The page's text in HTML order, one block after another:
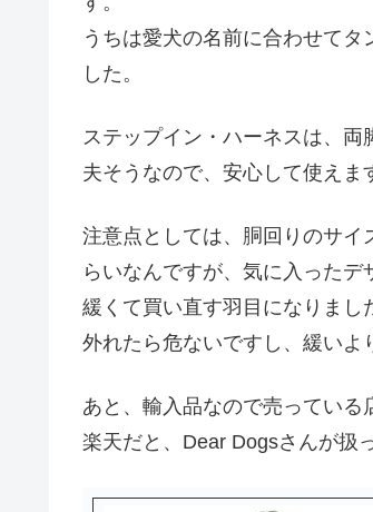
うちは愛犬の名前に合わせて
した。
ステップイン・ハーネスは、
夫そうなので、安心して使えま
注意点としては、胴回りのサイ
らいなんですが、気に入った
緩くて買い直す羽目になりまし
外れたら危ないですし、緩いよ
あと、輸入品なので売っている
楽天だと、Dear Dogsさんが扱